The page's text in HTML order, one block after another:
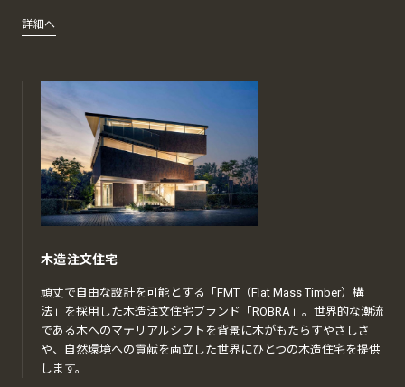
詳細へ
木造注文住宅
頑丈で自由な設計を可能とする「FMT（Flat Mass Timber）構
法」を採用した木造注文住宅ブランド「ROBRA」。世界的な潮流
である木へのマテリアルシフトを背景に木がもたらすやさしさ
や、自然環境への貢献を両立した世界にひとつの木造住宅を提供
します。